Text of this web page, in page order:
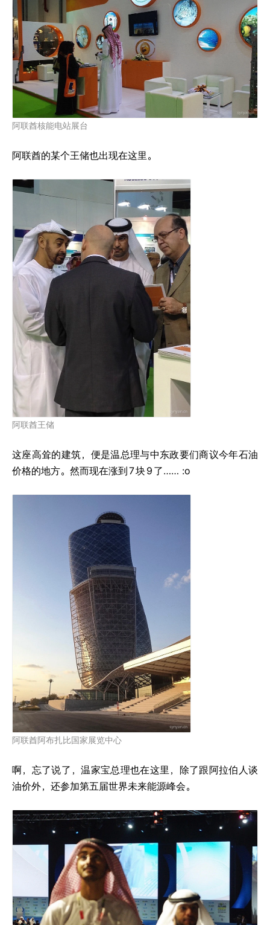
阿联酋核能电站展台
阿联酋的某个王储也出现在这里。
阿联酋王储
这座高耸的建筑，便是温总理与中东政要们商议今年石油
价格的地方。然而现在涨到7块9 了…… :o
阿联酋阿布扎比国家展览中心
啊，忘了说了，温家宝总理也在这里，除了跟阿拉伯人谈
油价外，还参加第五届世界未来能源峰会。